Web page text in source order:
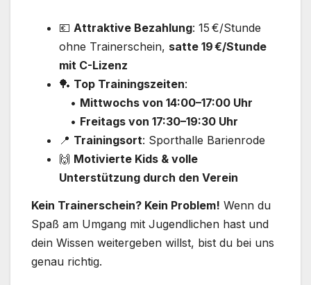
💶 Attraktive Bezahlung: 15 €/Stunde
ohne Trainerschein, satte 19 €/Stunde
mit C-Lizenz
🏓 Top Trainingszeiten:
• Mittwochs von 14:00–17:00 Uhr
• Freitags von 17:30–19:30 Uhr
📍 Trainingsort: Sporthalle Barienrode
🙌 Motivierte Kids & volle
Unterstützung durch den Verein
Kein Trainerschein? Kein Problem! Wenn du
Spaß am Umgang mit Jugendlichen hast und
dein Wissen weitergeben willst, bist du bei uns
genau richtig.